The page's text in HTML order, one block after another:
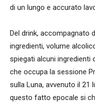
di un lungo e accurato
Del drink, accompagnato
ingredienti, volume
spiegati alcuni ingredienti
che occupa la sessione
sulla Luna, avvenuto il 21
questo fatto epocale si